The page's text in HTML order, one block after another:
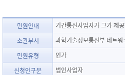
민원안내
기간통신사업자가 그가 제
소관부서
과학기술정보통신부 네트
민원유형
인가
신청인구분
법인사업자